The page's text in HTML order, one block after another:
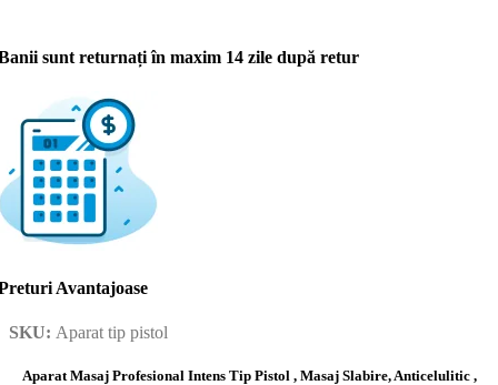
sunt returnați în maxim 14 zile după retur
Avantajoase
SKU: Aparat tip pistol
Aparat Masaj Profesional Intens Tip Pistol , Masaj Slabire, Anticelulitic ,